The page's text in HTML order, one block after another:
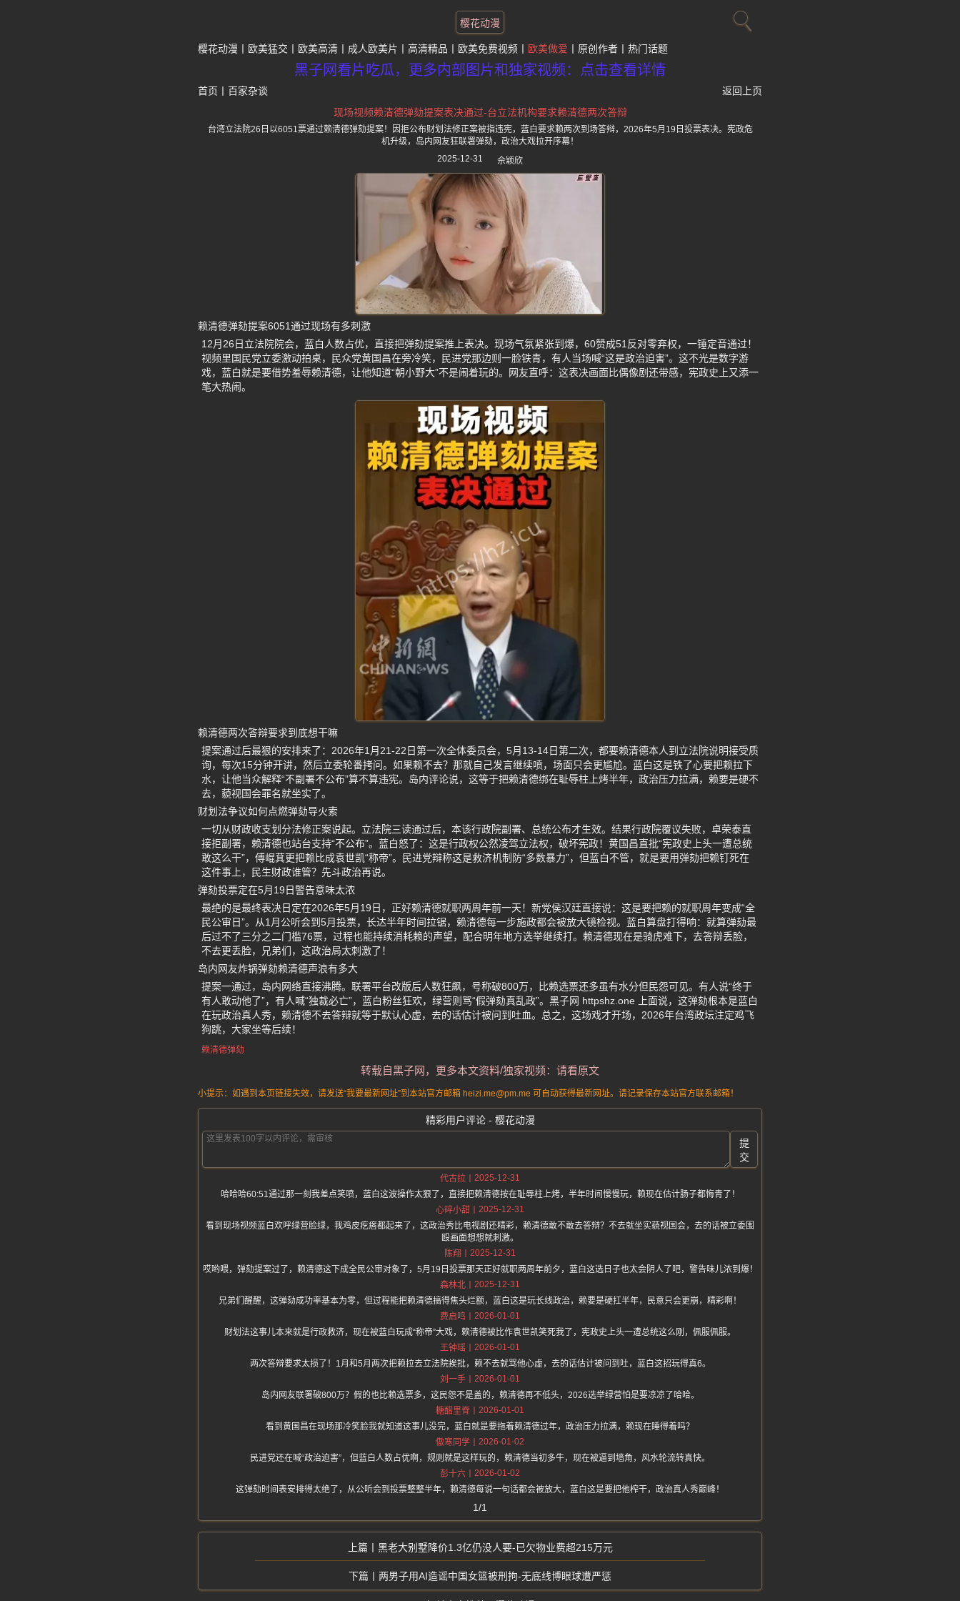
樱花动漫
樱花动漫 欧美猛交 欧美高清 成人欧美片 高清精品 欧美免费视频 欧美做爱 原创作者 热门话题
黑子网看片吃瓜，更多内部图片和独家视频：点击查看详情
首页 百家杂谈
返回上页
现场视频赖清德弹劾提案表决通过-台立法机构要求赖清德两次答辩
台湾立法院26日以6051票通过赖清德弹劾提案！因拒公布财划法修正案被指违宪，蓝白要求赖两次到场答辩，2026年5月19日投票表决。宪政危
机升级，岛内网友狂联署弹劾，政治大戏拉开序幕！
2025-12-31
佘颖欣
赖清德弹劾提案6051通过现场有多刺激
12月26日立法院院会，蓝白人数占优，直接把弹劾提案推上表决。现场气氛紧张到爆，60赞成51反对零弃权，一锤定音通过！
视频里国民党立委激动拍桌，民众党黄国昌在旁冷笑，民进党那边则一脸铁青，有人当场喊“这是政治迫害”。这不光是数字游
戏，蓝白就是要借势羞辱赖清德，让他知道“朝小野大”不是闹着玩的。网友直呼：这表决画面比偶像剧还带感，宪政史上又添一
笔大热闹。
赖清德两次答辩要求到底想干嘛
提案通过后最狠的安排来了：2026年1月21-22日第一次全体委员会，5月13-14日第二次，都要赖清德本人到立法院说明接受质
询，每次15分钟开讲，然后立委轮番拷问。如果赖不去？那就自己发言继续喷，场面只会更尴尬。蓝白这是铁了心要把赖拉下
水，让他当众解释“不副署不公布”算不算违宪。岛内评论说，这等于把赖清德绑在耻辱柱上烤半年，政治压力拉满，赖要是硬不
去，藐视国会罪名就坐实了。
财划法争议如何点燃弹劾导火索
一切从财政收支划分法修正案说起。立法院三读通过后，本该行政院副署、总统公布才生效。结果行政院覆议失败，卓荣泰直
接拒副署，赖清德也站台支持“不公布”。蓝白怒了：这是行政权公然凌驾立法权，破坏宪政！黄国昌直批“宪政史上头一遭总统
敢这么干”，傅崐萁更把赖比成袁世凯“称帝”。民进党辩称这是救济机制防“多数暴力”，但蓝白不管，就是要用弹劾把赖钉死在
这件事上，民生财政谁管？先斗政治再说。
弹劾投票定在5月19日警告意味太浓
最绝的是最终表决日定在2026年5月19日，正好赖清德就职两周年前一天！新党侯汉廷直接说：这是要把赖的就职周年变成“全
民公审日”。从1月公听会到5月投票，长达半年时间拉锯，赖清德每一步施政都会被放大镜检视。蓝白算盘打得响：就算弹劾最
后过不了三分之二门槛76票，过程也能持续消耗赖的声望，配合明年地方选举继续打。赖清德现在是骑虎难下，去答辩丢脸，
不去更丢脸，兄弟们，这政治局太刺激了！
岛内网友炸锅弹劾赖清德声浪有多大
提案一通过，岛内网络直接沸腾。联署平台改版后人数狂飙，号称破800万，比赖选票还多虽有水分但民怨可见。有人说“终于
有人敢动他了”，有人喊“独裁必亡”，蓝白粉丝狂欢，绿营则骂“假弹劾真乱政”。黑子网 httpshz.one 上面说，这弹劾根本是蓝白
在玩政治真人秀，赖清德不去答辩就等于默认心虚，去的话估计被问到吐血。总之，这场戏才开场，2026年台湾政坛注定鸡飞
狗跳，大家坐等后续！
赖清德弹劾
转载自黑子网，更多本文资料/独家视频：请看原文
小提示：如遇到本页链接失效，请发送“我要最新网址”到本站官方邮箱 heizi.me@pm.me 可自动获得最新网址。请记录保存本站官方联系邮箱！
精彩用户评论 - 樱花动漫
提
交
代古拉
2025-12-31
哈哈哈60:51通过那一刻我差点笑喷，蓝白这波操作太狠了，直接把赖清德按在耻辱柱上烤，半年时间慢慢玩，赖现在估计肠子都悔青了！
心碎小甜
2025-12-31
看到现场视频蓝白欢呼绿营脸绿，我鸡皮疙瘩都起来了，这政治秀比电视剧还精彩，赖清德敢不敢去答辩？不去就坐实藐视国会，去的话被立委围
殴画面想想就刺激。
陈翔
2025-12-31
哎哟喂，弹劾提案过了，赖清德这下成全民公审对象了，5月19日投票那天正好就职两周年前夕，蓝白这选日子也太会阴人了吧，警告味儿浓到爆！
森林北
2025-12-31
兄弟们醒醒，这弹劾成功率基本为零，但过程能把赖清德搞得焦头烂额，蓝白这是玩长线政治，赖要是硬扛半年，民意只会更崩，精彩啊！
费启鸣
2026-01-01
财划法这事儿本来就是行政救济，现在被蓝白玩成“称帝”大戏，赖清德被比作袁世凯笑死我了，宪政史上头一遭总统这么刚，佩服佩服。
王钟瑶
2026-01-01
两次答辩要求太损了！1月和5月两次把赖拉去立法院挨批，赖不去就骂他心虚，去的话估计被问到吐，蓝白这招玩得真6。
刘一手
2026-01-01
岛内网友联署破800万？假的也比赖选票多，这民怨不是盖的，赖清德再不低头，2026选举绿营怕是要凉凉了哈哈。
糖醋里脊
2026-01-01
看到黄国昌在现场那冷笑脸我就知道这事儿没完，蓝白就是要拖着赖清德过年，政治压力拉满，赖现在睡得着吗？
傲寒同学
2026-01-02
民进党还在喊“政治迫害”，但蓝白人数占优啊，规则就是这样玩的，赖清德当初多牛，现在被逼到墙角，风水轮流转真快。
彭十六
2026-01-02
这弹劾时间表安排得太绝了，从公听会到投票整整半年，赖清德每说一句话都会被放大，蓝白这是要把他榨干，政治真人秀巅峰！
1/1
黑老大别墅降价1.3亿仍没人要-已欠物业费超215万元
两男子用AI造谣中国女篮被刑拘-无底线博眼球遭严惩